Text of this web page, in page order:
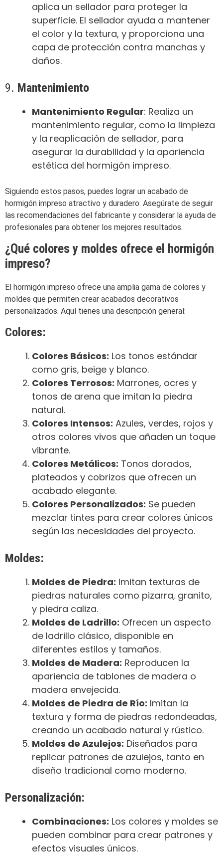
aplica un sellador para proteger la
superficie. El sellador ayuda a mantener
el color y la textura, y proporciona una
capa de protección contra manchas y
daños.
9. Mantenimiento
Mantenimiento Regular: Realiza un
mantenimiento regular, como la limpieza
y la reaplicación de sellador, para
asegurar la durabilidad y la apariencia
estética del hormigón impreso.
Siguiendo estos pasos, puedes lograr un acabado de
hormigón impreso atractivo y duradero. Asegúrate de seguir
las recomendaciones del fabricante y considerar la ayuda de
profesionales para obtener los mejores resultados.
¿Qué colores y moldes ofrece el hormigón
impreso?
El hormigón impreso ofrece una amplia gama de colores y
moldes que permiten crear acabados decorativos
personalizados. Aquí tienes una descripción general:
Colores:
Colores Básicos: Los tonos estándar
como gris, beige y blanco.
Colores Terrosos: Marrones, ocres y
tonos de arena que imitan la piedra
natural.
Colores Intensos: Azules, verdes, rojos y
otros colores vivos que añaden un toque
vibrante.
Colores Metálicos: Tonos dorados,
plateados y cobrizos que ofrecen un
acabado elegante.
Colores Personalizados: Se pueden
mezclar tintes para crear colores únicos
según las necesidades del proyecto.
Moldes:
Moldes de Piedra: Imitan texturas de
piedras naturales como pizarra, granito,
y piedra caliza.
Moldes de Ladrillo: Ofrecen un aspecto
de ladrillo clásico, disponible en
diferentes estilos y tamaños.
Moldes de Madera: Reproducen la
apariencia de tablones de madera o
madera envejecida.
Moldes de Piedra de Río: Imitan la
textura y forma de piedras redondeadas,
creando un acabado natural y rústico.
Moldes de Azulejos: Diseñados para
replicar patrones de azulejos, tanto en
diseño tradicional como moderno.
Personalización:
Combinaciones: Los colores y moldes se
pueden combinar para crear patrones y
efectos visuales únicos.